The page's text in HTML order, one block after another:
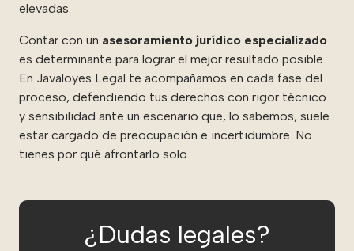
elevadas.
Contar con un asesoramiento jurídico especializado
es determinante para lograr el mejor resultado posible.
En Javaloyes Legal te acompañamos en cada fase del
proceso, defendiendo tus derechos con rigor técnico
y sensibilidad ante un escenario que, lo sabemos, suele
estar cargado de preocupación e incertidumbre. No
tienes por qué afrontarlo solo.
¿Dudas legales?